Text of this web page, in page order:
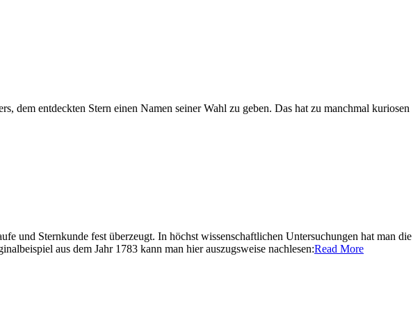
dem entdeckten Stern einen Namen seiner Wahl zu geben. Das hat zu manchmal kuriosen
und Sternkunde fest überzeugt. In höchst wissenschaftlichen Untersuchungen hat man die
aus dem Jahr 1783 kann man hier auszugsweise nachlesen:Read More